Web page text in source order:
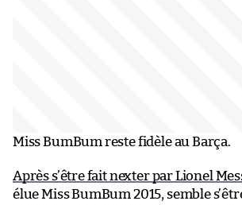
Miss BumBum reste fidèle au Barça.
Après s’être fait nexter par Lionel
élue Miss BumBum 2015, semble